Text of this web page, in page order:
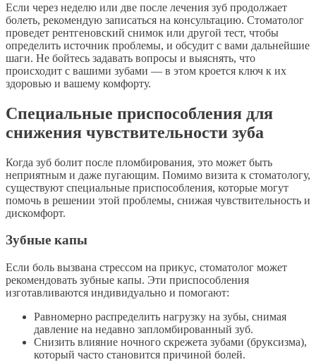
Если через неделю или две после лечения зуб продолжает
болеть, рекомендую записаться на консультацию. Стоматолог
проведет рентгеновский снимок или другой тест, чтобы
определить источник проблемы, и обсудит с вами дальнейшие
шаги. Не бойтесь задавать вопросы и выяснять, что
происходит с вашими зубами — в этом кроется ключ к их
здоровью и вашему комфорту.
Специальные приспособления для
снижения чувствительности зуба
Когда зуб болит после пломбирования, это может быть
неприятным и даже пугающим. Помимо визита к стоматологу,
существуют специальные приспособления, которые могут
помочь в решении этой проблемы, снижая чувствительность и
дискомфорт.
Зубные капы
Если боль вызвана стрессом на прикус, стоматолог может
рекомендовать зубные капы. Эти приспособления
изготавливаются индивидуально и помогают:
Равномерно распределить нагрузку на зубы, снимая
давление на недавно запломбированный зуб.
Снизить влияние ночного скрежета зубами (бруксизма),
который часто становится причиной болей.